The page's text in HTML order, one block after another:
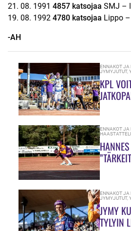
21. 08. 1991 4857 katsojaa SMJ –
19. 08. 1992 4780 katsojaa Lippo
-AH
ENNAKOT JA
JYMYJUTUT,
KPL
JUHLAA
ENNAKOT JA
ENNAKOT JA
JYMYJUTUT,
JYMY
TYLYIN